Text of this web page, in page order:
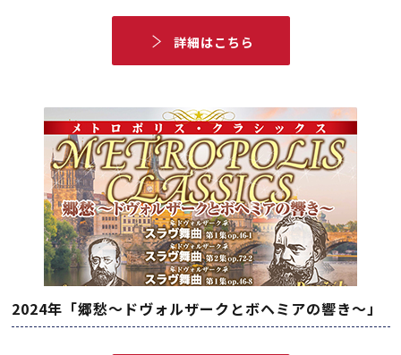
詳細はこちら
2024年「郷愁～ドヴォルザークとボヘミアの響き～」